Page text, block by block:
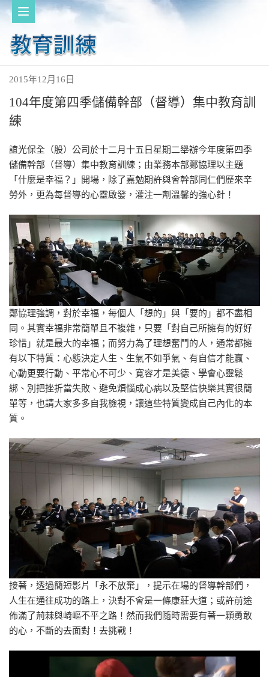
2015年12月16日
104年度第四季儲備幹部（督導）集中教育訓
練
誼光保全（股）公司於十二月十五日星期二舉辦今年度第四季
儲備幹部（督導）集中教育訓練；由業務本部鄭協理以主題
「什麼是幸福？」開場，除了嘉勉期許與會幹部同仁們歷來辛
勞外，更為每督導的心靈啟發，灌注一劑溫馨的強心針！
鄭協理強調，對於幸福，每個人「想的」與「要的」都不盡相
同。其實幸福非常簡單且不複雜，只要「對自己所擁有的好好
珍惜」就是最大的幸福；而努力為了理想奮鬥的人，通常都擁
有以下特質：心態決定人生、生氣不如爭氣、有自信才能贏、
心動更要行動、平常心不可少、寬容才是美德、學會心靈鬆
綁、別把挫折當失敗、避免煩惱成心病以及堅信快樂其實很簡
單等，也請大家多多自我檢視，讓這些特質變成自己內化的本
質。
接著，透過簡短影片「永不放棄」，提示在場的督導幹部們，
人生在通往成功的路上，決對不會是一條康莊大道；或許前途
佈滿了荊棘與崎嶇不平之路！然而我們隨時需要有著一顆勇敢
的心，不斷的去面對！去挑戰！